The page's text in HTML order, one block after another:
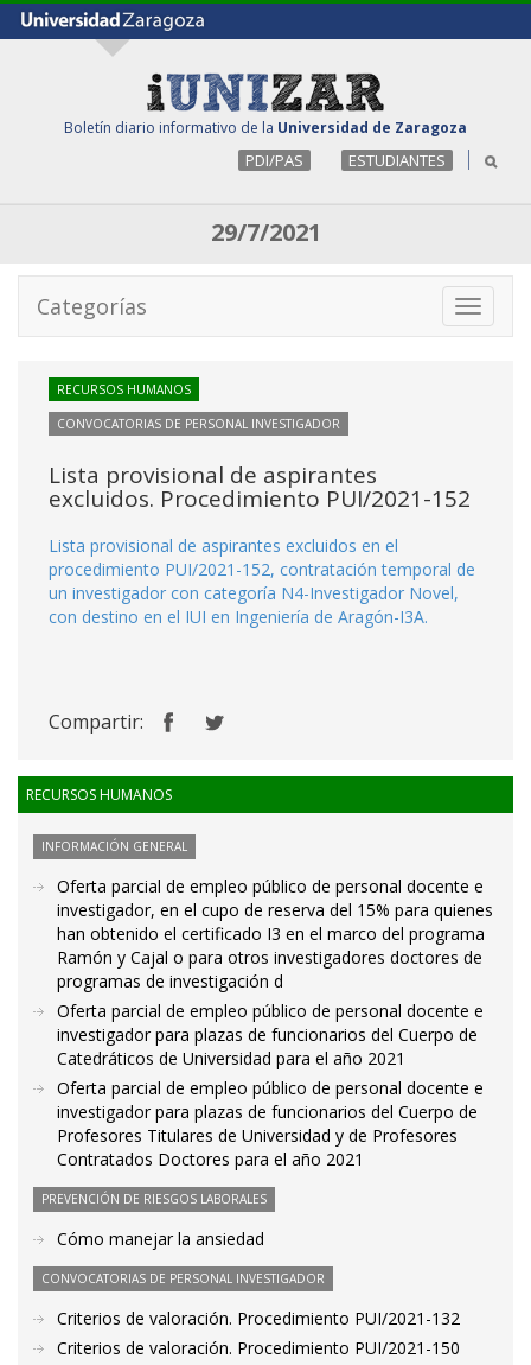
Boletín diario informativo de la Universidad de Zaragoza
PDI/PAS ESTUDIANTES
29/7/2021
Toggle
Categorías
RECURSOS HUMANOS
CONVOCATORIAS DE PERSONAL INVESTIGADOR
Lista provisional de aspirantes
excluidos. Procedimiento PUI/2021-152
Lista provisional de aspirantes excluidos en el
procedimiento PUI/2021-152, contratación temporal de
un investigador con categoría N4-Investigador Novel,
con destino en el IUI en Ingeniería de Aragón-I3A.
Compartir:
RECURSOS HUMANOS
INFORMACIÓN GENERAL
Oferta parcial de empleo público de personal docente e
investigador, en el cupo de reserva del 15% para quienes
han obtenido el certificado I3 en el marco del programa
Ramón y Cajal o para otros investigadores doctores de
programas de investigación d
Oferta parcial de empleo público de personal docente e
investigador para plazas de funcionarios del Cuerpo de
Catedráticos de Universidad para el año 2021
Oferta parcial de empleo público de personal docente e
investigador para plazas de funcionarios del Cuerpo de
Profesores Titulares de Universidad y de Profesores
Contratados Doctores para el año 2021
PREVENCIÓN DE RIESGOS LABORALES
Cómo manejar la ansiedad
CONVOCATORIAS DE PERSONAL INVESTIGADOR
Criterios de valoración. Procedimiento PUI/2021-132
Criterios de valoración. Procedimiento PUI/2021-150